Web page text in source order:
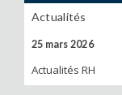
Actualités
25 mars 2026
Actualités RH